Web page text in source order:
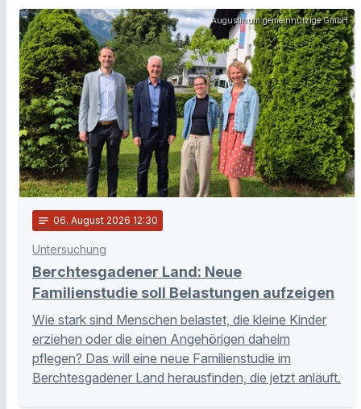
Augustinum gemeinnützige GmbH
notes 06. August 2026 12:30
Untersuchung
Berchtesgadener Land: Neue
Familienstudie soll Belastungen aufzeigen
Wie stark sind Menschen belastet, die kleine Kinder
erziehen oder die einen Angehörigen daheim
pflegen? Das will eine neue Familienstudie im
Berchtesgadener Land herausfinden, die jetzt anläuft.